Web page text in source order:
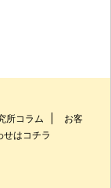
所コラム
お客
せはコチラ